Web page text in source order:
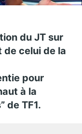
du JT sur
celui de la
pour
à la
de TF1.